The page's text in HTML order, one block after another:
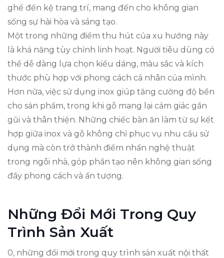
ghế đến kệ trang trí, mang đến cho không gian
sống sự hài hòa và sáng tạo.
Một trong những điểm thu hút của xu hướng này
là khả năng tùy chỉnh linh hoạt. Người tiêu dùng có
thể dễ dàng lựa chọn kiểu dáng, màu sắc và kích
thước phù hợp với phong cách cá nhân của mình.
Hơn nữa, việc sử dụng inox giúp tăng cường độ bền
cho sản phẩm, trong khi gỗ mang lại cảm giác gần
gũi và thân thiện. Những chiếc bàn ăn làm từ sự kết
hợp giữa inox và gỗ không chỉ phục vụ nhu cầu sử
dụng mà còn trở thành điểm nhấn nghệ thuật
trong ngôi nhà, góp phần tạo nên không gian sống
đầy phong cách và ấn tượng.
Những Đổi Mới Trong Quy
Trình Sản Xuất
0, những đổi mới trong quy trình sản xuất nội thất